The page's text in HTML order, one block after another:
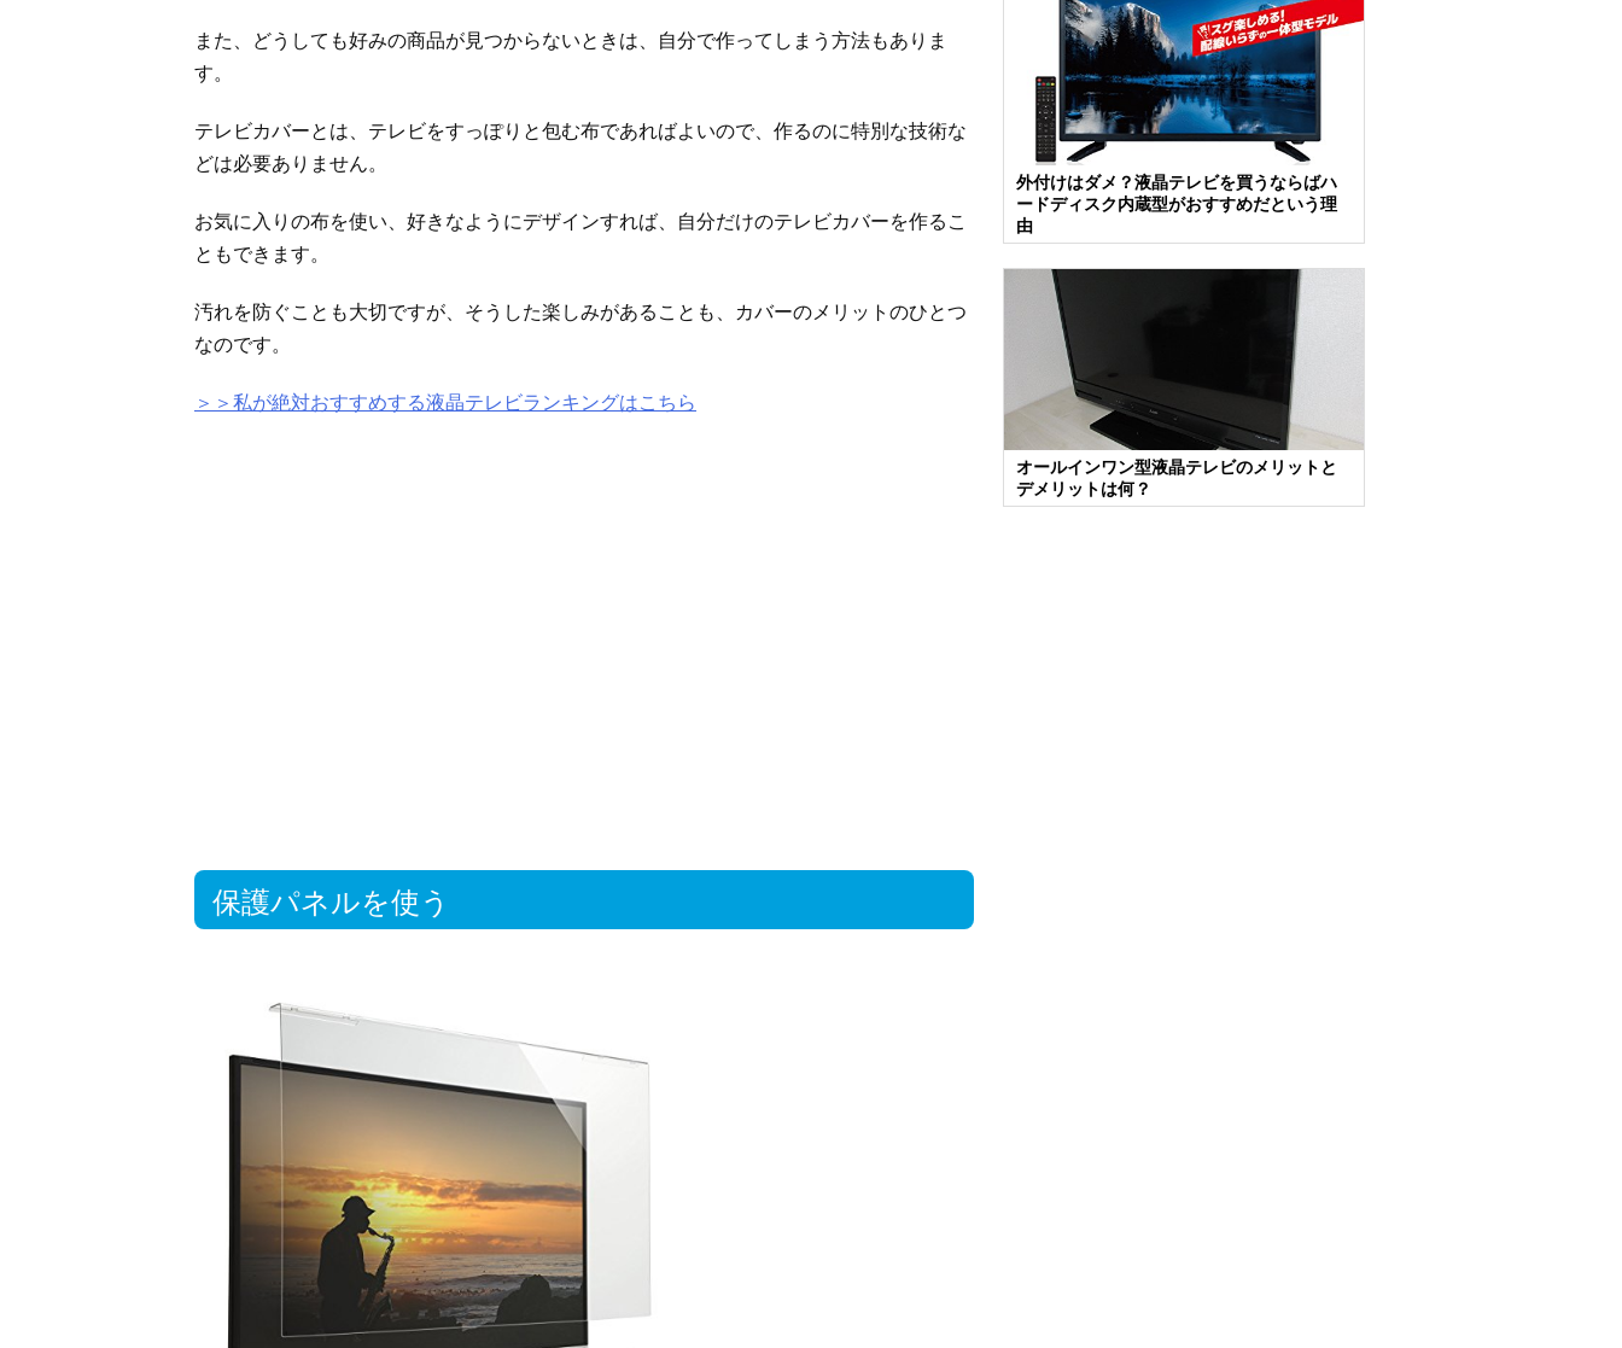
また、どうしても好みの商品が見つからないときは、自分で作ってしまう方法もありま
す。
テレビカバーとは、テレビをすっぽりと包む布であればよいので、作るのに特別な技術な
どは必要ありません。
お気に入りの布を使い、好きなようにデザインすれば、自分だけのテレビカバーを作るこ
ともできます。
汚れを防ぐことも大切ですが、そうした楽しみがあることも、カバーのメリットのひとつ
なのです。
＞＞私が絶対おすすめする液晶テレビランキングはこちら
保護パネルを使う
外付けはダメ？液晶テレビを買うならばハ
ードディスク内蔵型がおすすめだという理
由
オールインワン型液晶テレビのメリットと
デメリットは何？